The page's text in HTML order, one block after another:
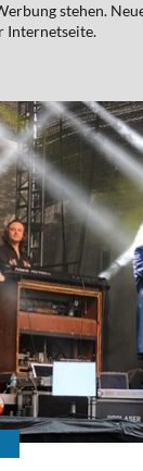
stehen.
Internetseite.